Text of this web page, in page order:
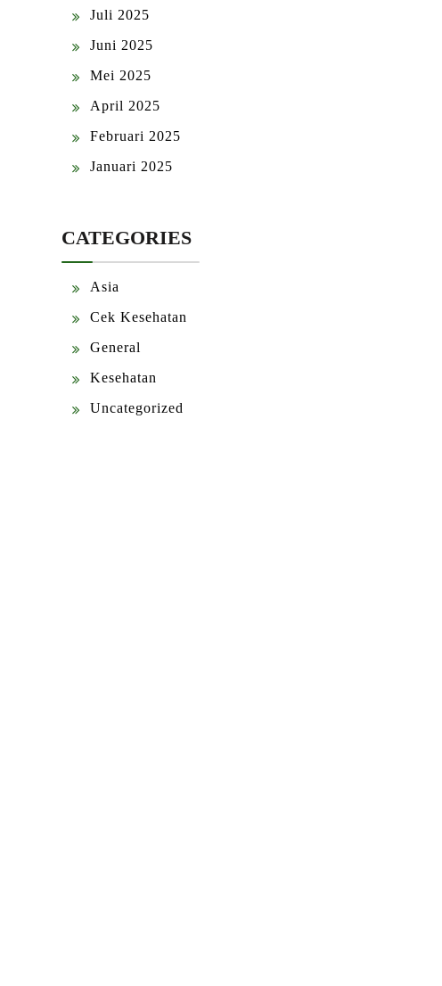
Juli 2025
Juni 2025
Mei 2025
April 2025
Februari 2025
Januari 2025
CATEGORIES
Asia
Cek Kesehatan
General
Kesehatan
Uncategorized